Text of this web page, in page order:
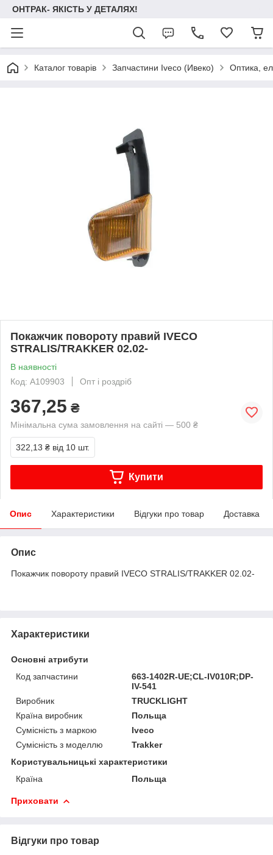
ОНТРАК- ЯКІСТЬ У ДЕТАЛЯХ!
Каталог товарів Запчастини Iveco (Ивеко) Оптика,
Покажчик повороту правий IVECO
STRALIS/TRAKKER 02.02-
В наявності
Код: A109903
Опт і роздріб
367,25 ₴
Мінімальна сума замовлення на сайті — 500 ₴
322,13 ₴ від 10 шт.
Купити
Опис Характеристики Відгуки про товар Доставка
Опис
Покажчик повороту правий IVECO STRALIS/TRAKKER 02.02-
Характеристики
Основні атрибути
Код запчастини
663-1402R-UE;CL-IV010R;DP-
IV-541
Виробник
TRUCKLIGHT
Країна виробник
Польща
Сумісність з маркою
Iveco
Сумісність з моделлю
Trakker
Користувальницькі характеристики
Країна
Польща
Приховати
Відгуки про товар